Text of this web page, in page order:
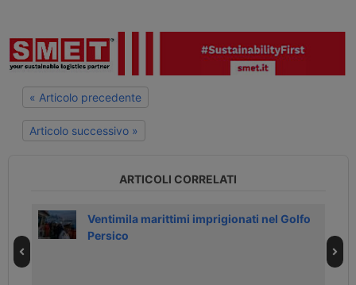
« Articolo precedente
Articolo successivo »
ARTICOLI CORRELATI
Ventimila marittimi imprigionati nel Golfo
Persico